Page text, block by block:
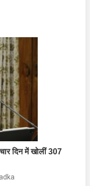
दिन में खोलीं 307